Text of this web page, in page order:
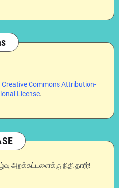
Creative Commons Attribution-
License.
அறக்கட்டளைக்கு நிதி தாரீர்!